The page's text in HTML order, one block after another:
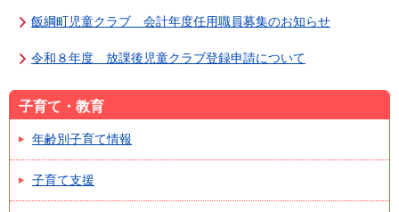
飯綱町児童クラブ 会計年度任用職員募集のお知らせ
令和８年度 放課後児童クラブ登録申請について
子育て・教育
年齢別子育て情報
子育て支援